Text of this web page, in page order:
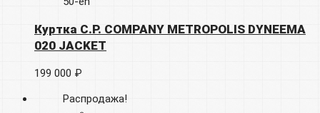
Куртка C.P. COMPANY METROPOLIS DYNEEMA
020 JACKET
199 000 ₽
Распродажа!